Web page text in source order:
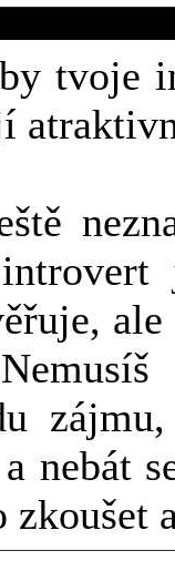
tvoje
nebát